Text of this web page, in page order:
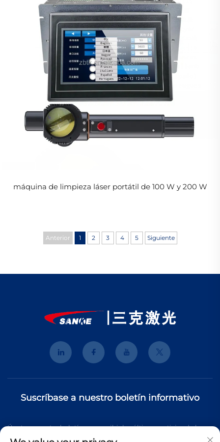
máquina de limpieza láser portátil de 100 W y 200 W
Anterior 1 2 3 4 5 Siguiente
Suscríbase a nuestro boletín informativo
Únete a nuestro boletín para recibir las últimas noticias de la